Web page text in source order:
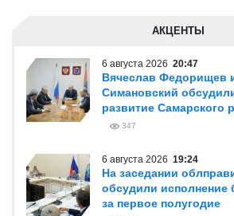
АКЦЕНТЫ
6 августа 2026 20:47
Вячеслав Федорищев
Симановский
развитие Самарского
347
6 августа 2026 19:24
На заседании
обсудили исполнение
за первое полугодие